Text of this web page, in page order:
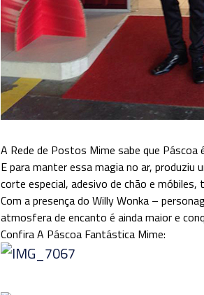
A Rede de Postos Mime sabe que
E para manter essa magia no ar, produziu
corte especial, adesivo de chão e móbiles,
Com a presença do Willy Wonka –
atmosfera de encanto é ainda maior e
Confira A Páscoa Fantástica Mime: